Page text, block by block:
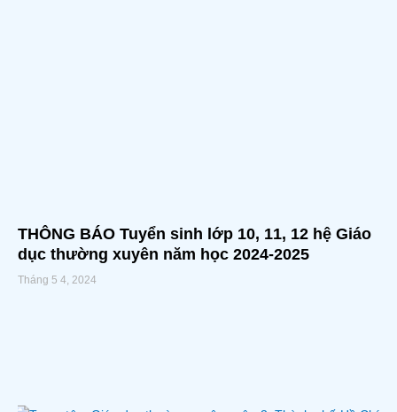
THÔNG BÁO Tuyển sinh lớp 10, 11, 12 hệ Giáo
dục thường xuyên năm học 2024-2025
Tháng 5 4, 2024